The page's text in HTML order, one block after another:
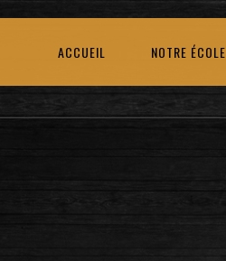
ACCUEIL NOTRE ÉCOLE